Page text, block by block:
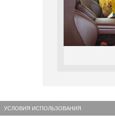
УСЛОВИЯ ИСПОЛЬЗОВАНИЯ